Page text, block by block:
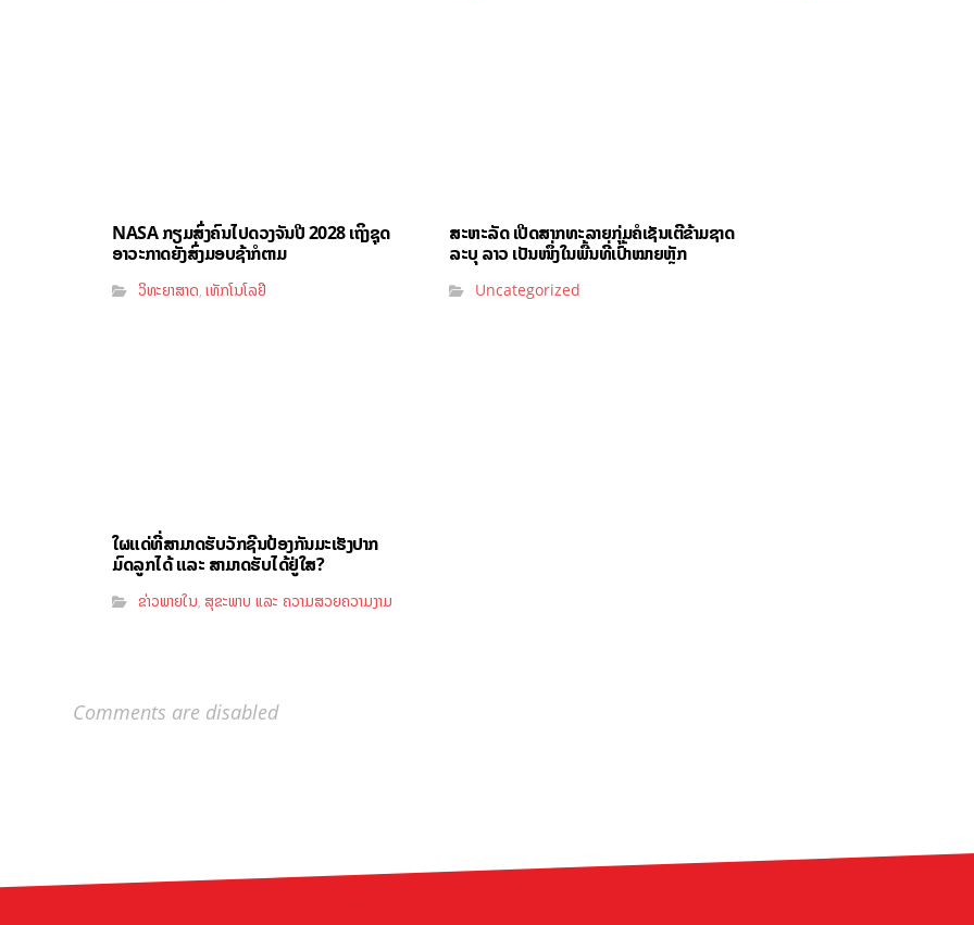
NASA ກຽມສົ່ງຄົນໄປດວງຈັນປີ 2028 ເຖິງຊຸດ
ອາວະກາດຍັງສົ່ງມອບຊ້າກໍຕາມ
ວິທະຍາສາດ, ເທັກໂນໂລຢີ
ສະຫະລັດ ເປີດສາກທະລາຍກຸ່ມຄໍເຊັນເຕີຂ້າມຊາດ
ລະບຸ ລາວ ເປັນໜຶ່ງໃນພື້ນທີ່ເປົ້າໝາຍຫຼັກ
Uncategorized
ໃຜແດ່ທີ່ສາມາດຮັບວັກຊີນປ້ອງກັນມະເຮັງປາກ
ມົດລູກໄດ້ ແລະ ສາມາດຮັບໄດ້ຢູ່ໃສ?
ຂ່າວພາຍໃນ, ສຸຂະພາບ ແລະ ຄວາມສວຍຄວາມງາມ
Comments are disabled